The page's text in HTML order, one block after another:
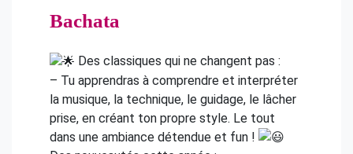
Bachata
Des classiques qui ne changent pas :
– Tu apprendras à comprendre et interpréter
la musique, la technique, le guidage, le lâcher
prise, en créant ton propre style. Le tout
dans une ambiance détendue et fun !